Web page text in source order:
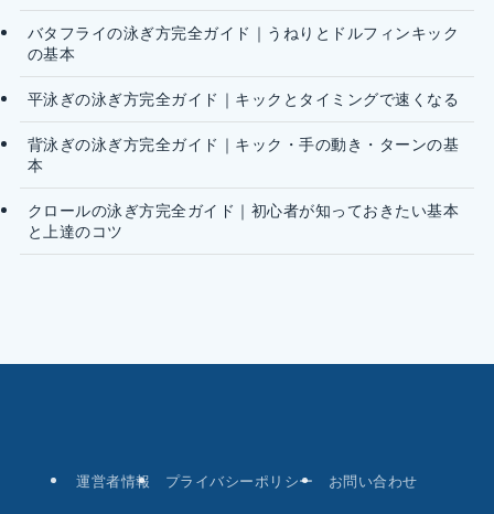
バタフライの泳ぎ方完全ガイド｜うねりとドルフィンキック
の基本
平泳ぎの泳ぎ方完全ガイド｜キックとタイミングで速くなる
背泳ぎの泳ぎ方完全ガイド｜キック・手の動き・ターンの基
本
クロールの泳ぎ方完全ガイド｜初心者が知っておきたい基本
と上達のコツ
運営者情報 プライバシーポリシー お問い合わせ